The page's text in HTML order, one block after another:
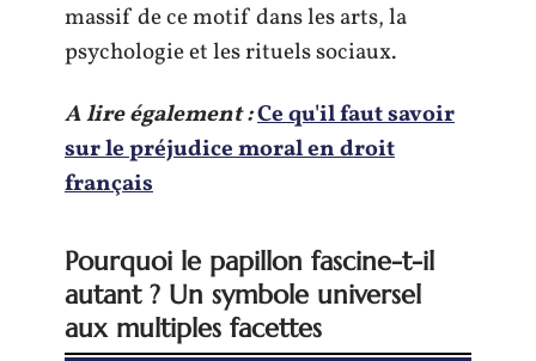
massif de ce motif dans les arts, la
psychologie et les rituels sociaux.
A lire également :Ce qu'il faut savoir
sur le préjudice moral en droit
français
Pourquoi le papillon fascine-t-il
autant ? Un symbole universel
aux multiples facettes